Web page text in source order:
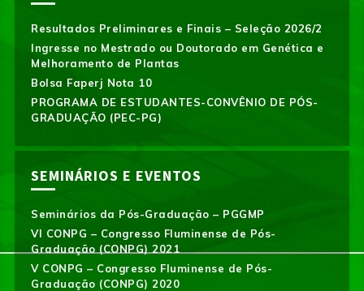
Resultados Preliminares e Finais – Seleção 2026/2
Ingresse no Mestrado ou Doutorado em Genética e
Melhoramento de Plantas
Bolsa Faperj Nota 10
PROGRAMA DE ESTUDANTES-CONVÊNIO DE PÓS-
GRADUAÇÃO (PEC-PG)
SEMINÁRIOS E EVENTOS
Seminários da Pós-Graduação – PGGMP
VI CONPG – Congresso Fluminense de Pós-
Graduação (CONPG) 2021
V CONPG – Congresso Fluminense de Pós-
Graduação (CONPG) 2020